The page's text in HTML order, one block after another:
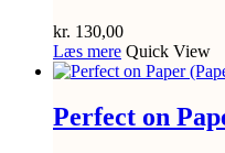
kr. 130,00
Læs mere Quick View
Perfect on